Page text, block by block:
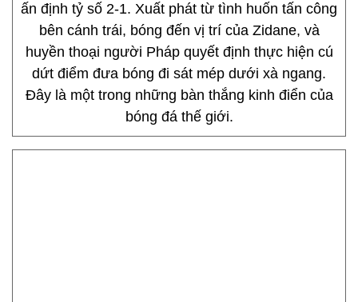
ấn định tỷ số 2-1. Xuất phát từ tình huốn tấn công
bên cánh trái, bóng đến vị trí của Zidane, và
huyền thoại người Pháp quyết định thực hiện cú
dứt điểm đưa bóng đi sát mép dưới xà ngang.
Đây là một trong những bàn thắng kinh điển của
bóng đá thế giới.